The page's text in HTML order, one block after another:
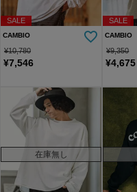
SALE
CAMBIO
¥10,780
¥7,546
SALE
CAMBIO
¥9,350
¥4,675
在庫無し